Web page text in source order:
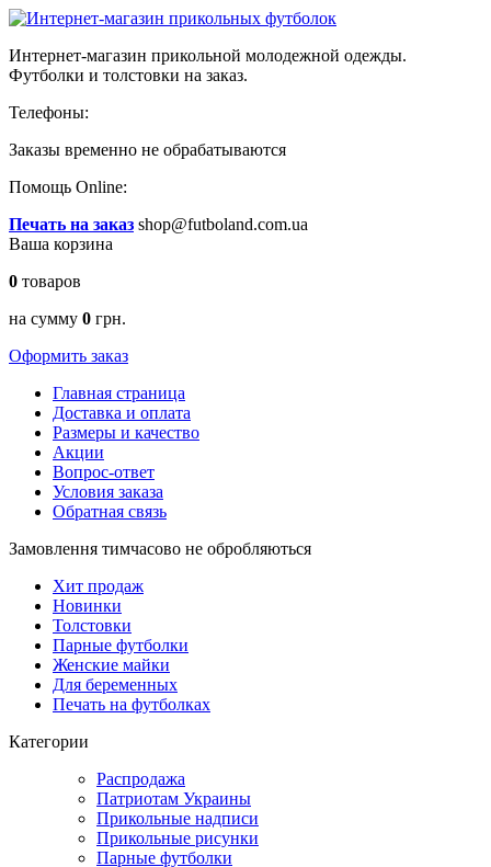
Интернет-магазин прикольной молодежной одежды.
Футболки и толстовки на заказ.
Телефоны:
Заказы временно не обрабатываются
Помощь Online:
Печать на заказ shop@futboland.com.ua
Ваша корзина
0 товаров
на сумму 0 грн.
Оформить заказ
Главная страница
Доставка и оплата
Размеры и качество
Акции
Вопрос-ответ
Условия заказа
Обратная связь
Замовлення тимчасово не обробляються
Хит продаж
Новинки
Толстовки
Парные футболки
Женские майки
Для беременных
Печать на футболках
Категории
Распродажа
Патриотам Украины
Прикольные надписи
Прикольные рисунки
Парные футболки